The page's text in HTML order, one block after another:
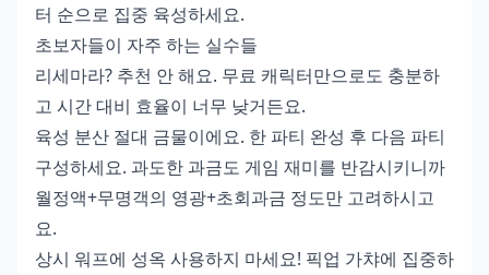
터 순으로 집중 육성하세요.
초보자들이 자주 하는 실수들
리세마라? 추천 안 해요. 무료 캐릭터만으로도 충분하
고 시간 대비 효율이 너무 낮거든요.
육성 분산 절대 금물이에요. 한 파티 완성 후 다음 파티
구성하세요. 과도한 과금도 게임 재미를 반감시키니까
월정액+무명객의 영광+초회과금 정도만 고려하시고
요.
상시 워프에 성옥 사용하지 마세요! 픽업 가챠에 집중하